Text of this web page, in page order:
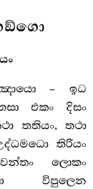
– ඉධ
එකං දිසං
තතියං, තථා
තිරියං
ලොකං
විපුලෙන